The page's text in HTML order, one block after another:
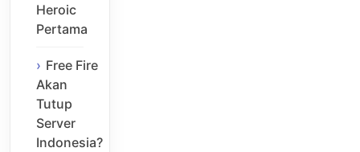
Heroic
Pertama
Free Fire
Akan
Tutup
Server
Indonesia?